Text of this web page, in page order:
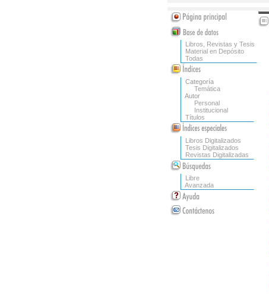
Libros, Revistas y Tesis
Material en Depósito
Todas
Categoría
Temática
Autor
Personal
Institucional
Títulos
Libros Digitalizados
Tesis Digitalizados
Revistas Digitalizadas
Libre
Avanzada